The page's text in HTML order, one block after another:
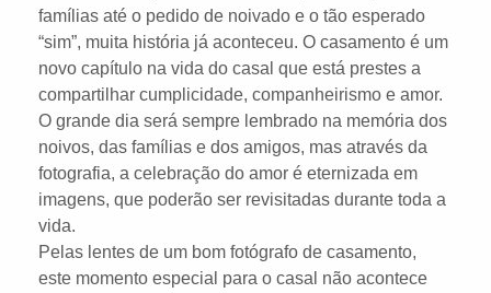
famílias até o pedido de noivado e o tão esperado
“sim”, muita história já aconteceu. O casamento é um
novo capítulo na vida do casal que está prestes a
compartilhar cumplicidade, companheirismo e amor.
O grande dia será sempre lembrado na memória dos
noivos, das famílias e dos amigos, mas através da
fotografia, a celebração do amor é eternizada em
imagens, que poderão ser revisitadas durante toda a
vida.
Pelas lentes de um bom fotógrafo de casamento,
este momento especial para o casal não acontece